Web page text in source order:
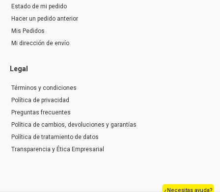
Estado de mi pedido
Hacer un pedido anterior
Mis Pedidos
Mi dirección de envío
Legal
Términos y condiciones
Política de privacidad
Preguntas frecuentes
Política de cambios, devoluciones y garantías
Política de tratamiento de datos
Transparencia y Ética Empresarial
¿Necesitas ayuda?